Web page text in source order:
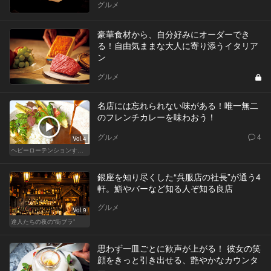
グルメ
豪華食材から、自分好みにオーダーでき
る！自由気ままな大人に寄り添うイタリア
ン
グルメ
Vol.4
ヘビーローテンションするカレー
名店には忘れられない味がある！唯一無二
のフレンチカレーを味わおう！
グルメ 4
Vol.9
達人たちの夜の“街ブラ”
銀座を知り尽くした“呉服店の社長”が通う4
軒。鮨やバーなど知る人ぞ知る良店
グルメ
思わず一皿ごとに歓声が上がる！ 彼女の笑
顔をきっと引き出せる、艶やかなカウンタ